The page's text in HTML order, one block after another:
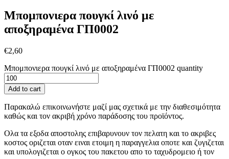
Μπομπονιερα πουγκί λινό με
αποξηραμένα ΓΠ0002
€2,60
Μπομπονιερα πουγκί λινό με αποξηραμένα ΓΠ0002 quantity
Add to cart
Παρακαλώ επικοινωνήστε μαζί μας σχετικά με την διαθεσιμότητα
καθώς και τον ακριβή χρόνο παράδοσης του προϊόντος.
Ολα τα εξοδα αποστολης επιβαρυνουν τον πελατη και το ακριβες
κοστος οριζεται οταν ειναι ετοιμη η παραγγελια οποτε και ζυγιζεται
και υπολογιζεται ο ογκος του πακετου απο το ταχυδρομειο ή τον